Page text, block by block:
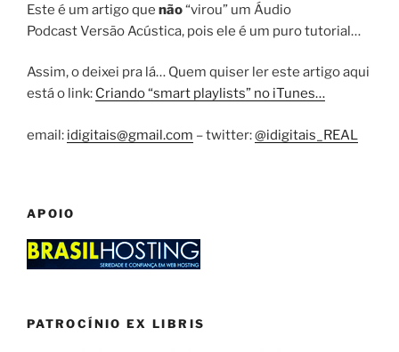
Este é um artigo que não“virou” um Áudio
Podcast Versão Acústica, pois ele é um puro tutorial…
Assim, o deixei pra lá… Quem quiser ler este artigo aqui
está o link: Criando “smart playlists” no iTunes…
email: idigitais@gmail.com – twitter:@idigitais_REAL
APOIO
PATROCÍNIO EX LIBRIS